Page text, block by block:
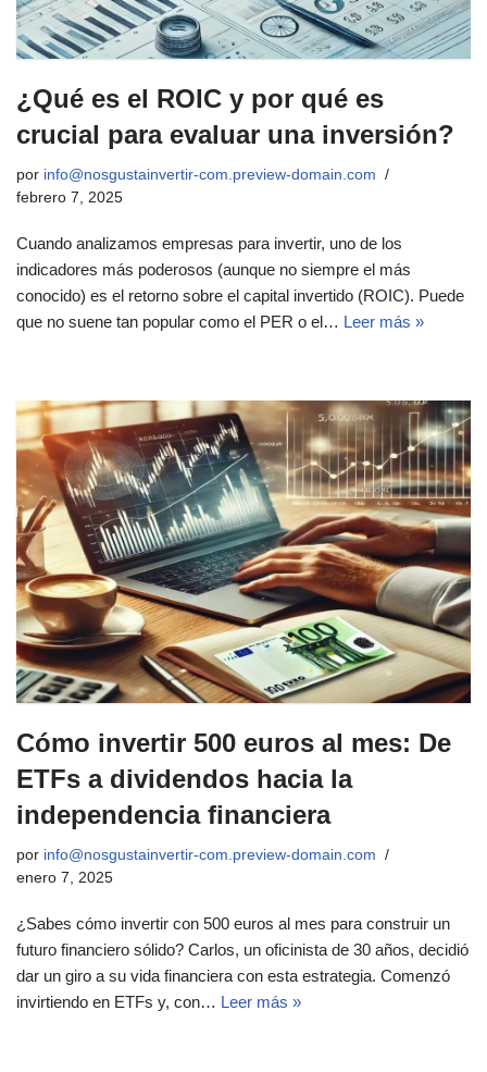
¿Qué es el ROIC y por qué es
crucial para evaluar una inversión?
por info@nosgustainvertir-com.preview-domain.com
febrero 7, 2025
Cuando analizamos empresas para invertir, uno de los
indicadores más poderosos (aunque no siempre el más
conocido) es el retorno sobre el capital invertido (ROIC). Puede
que no suene tan popular como el PER o el… Leer más »
Cómo invertir 500 euros al mes: De
ETFs a dividendos hacia la
independencia financiera
por info@nosgustainvertir-com.preview-domain.com
enero 7, 2025
¿Sabes cómo invertir con 500 euros al mes para construir un
futuro financiero sólido? Carlos, un oficinista de 30 años, decidió
dar un giro a su vida financiera con esta estrategia. Comenzó
invirtiendo en ETFs y, con… Leer más »